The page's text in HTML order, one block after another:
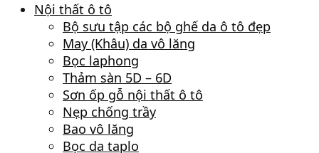
Nội thất ô tô
Bộ sưu tập các bộ ghế da ô tô đẹp
May (Khâu) da vô lăng
Bọc laphong
Thảm sàn 5D – 6D
Sơn ốp gỗ nội thất ô tô
Nẹp chống trầy
Bao vô lăng
Bọc da taplo